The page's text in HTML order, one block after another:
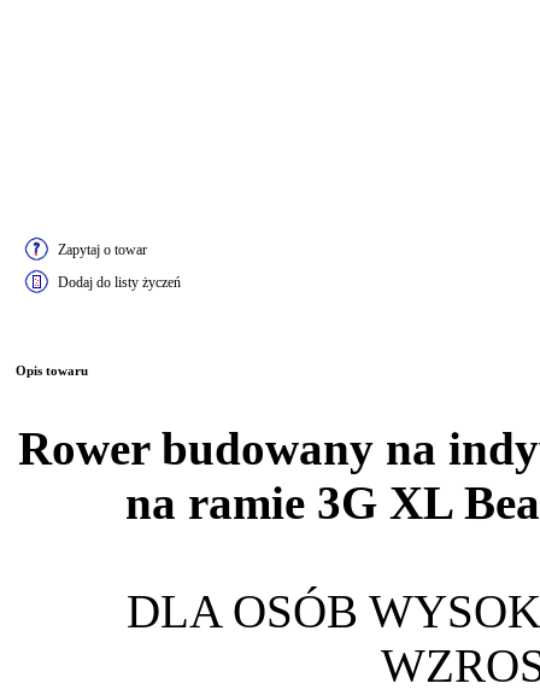
Zapytaj o towar
Dodaj do listy życzeń
Opis towaru
Rower budowany na
na ramie 3G XL
DLA OSÓB